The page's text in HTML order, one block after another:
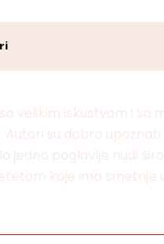
velikim iskustvom i
su dobro
jedno poglavlje nudi
koje ima smetnje